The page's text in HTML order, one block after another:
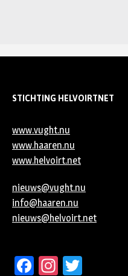
STICHTING HELVOIRTNET
www.vught.nu
www.haaren.nu
www.helvoirt.net
nieuws@vught.nu
info@haaren.nu
nieuws@helvoirt.net
Facebook
Instagram